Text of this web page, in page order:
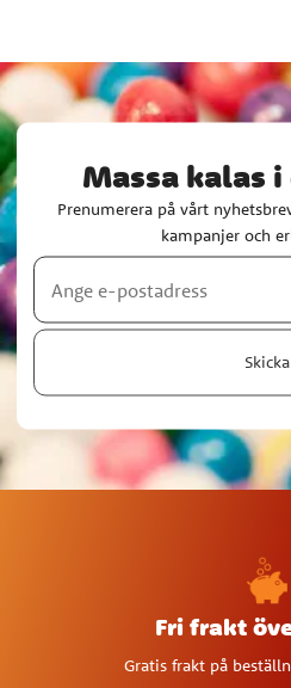
Massa kalas
Prenumerera på vårt
kampanjer och
Skicka
Fri frakt
Gratis frakt på